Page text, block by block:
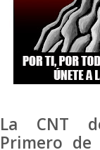
La CNT
Primero de